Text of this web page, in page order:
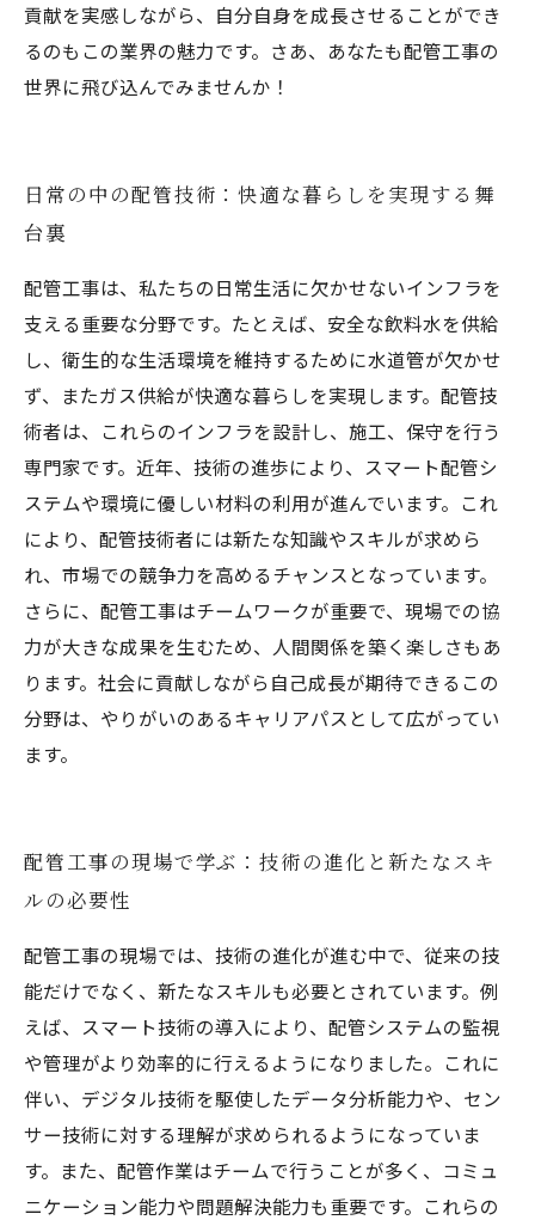
貢献を実感しながら、自分自身を成長させることができ
るのもこの業界の魅力です。さあ、あなたも配管工事の
世界に飛び込んでみませんか！
日常の中の配管技術：快適な暮らしを実現する舞
台裏
配管工事は、私たちの日常生活に欠かせないインフラを
支える重要な分野です。たとえば、安全な飲料水を供給
し、衛生的な生活環境を維持するために水道管が欠かせ
ず、またガス供給が快適な暮らしを実現します。配管技
術者は、これらのインフラを設計し、施工、保守を行う
専門家です。近年、技術の進歩により、スマート配管シ
ステムや環境に優しい材料の利用が進んでいます。これ
により、配管技術者には新たな知識やスキルが求めら
れ、市場での競争力を高めるチャンスとなっています。
さらに、配管工事はチームワークが重要で、現場での協
力が大きな成果を生むため、人間関係を築く楽しさもあ
ります。社会に貢献しながら自己成長が期待できるこの
分野は、やりがいのあるキャリアパスとして広がってい
ます。
配管工事の現場で学ぶ：技術の進化と新たなスキ
ルの必要性
配管工事の現場では、技術の進化が進む中で、従来の技
能だけでなく、新たなスキルも必要とされています。例
えば、スマート技術の導入により、配管システムの監視
や管理がより効率的に行えるようになりました。これに
伴い、デジタル技術を駆使したデータ分析能力や、セン
サー技術に対する理解が求められるようになっていま
す。また、配管作業はチームで行うことが多く、コミュ
ニケーション能力や問題解決能力も重要です。これらの